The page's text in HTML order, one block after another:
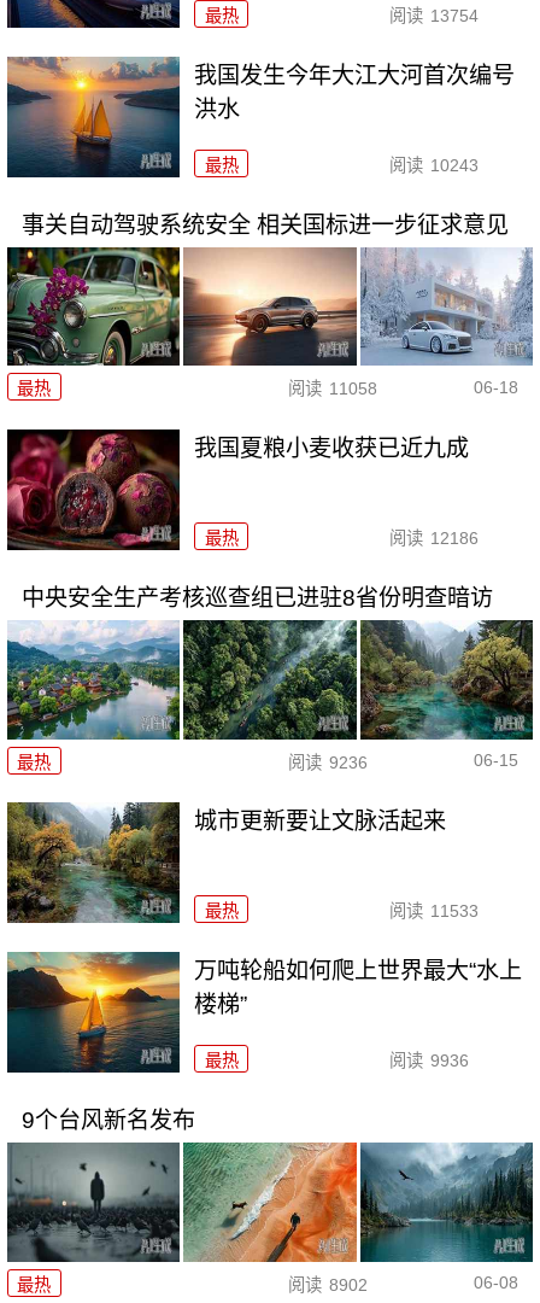
最热 阅读 13754
我国发生今年大江大河首次编号
洪水
最热 阅读 10243
事关自动驾驶系统安全 相关国标进一步征求意见
最热 阅读 11058 06-18
我国夏粮小麦收获已近九成
最热 阅读 12186
中央安全生产考核巡查组已进驻8省份明查暗访
最热 阅读 9236 06-15
城市更新要让文脉活起来
最热 阅读 11533
万吨轮船如何爬上世界最大“水上
楼梯”
最热 阅读 9936
9个台风新名发布
最热 阅读 8902 06-08